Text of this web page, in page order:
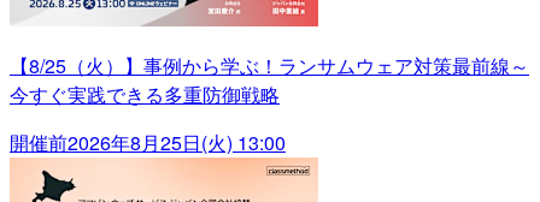
【8/25（火）】事例から学ぶ！ランサムウェア対策最前線～
今すぐ実践できる多重防御戦略
開催前2026年8月25日(火) 13:00